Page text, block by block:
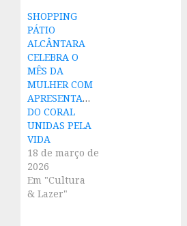
SHOPPING
PÁTIO
ALCÂNTARA
CELEBRA O
MÊS DA
MULHER COM
APRESENTAÇÃO
DO CORAL
UNIDAS PELA
VIDA
18 de março de
2026
Em "Cultura
& Lazer"